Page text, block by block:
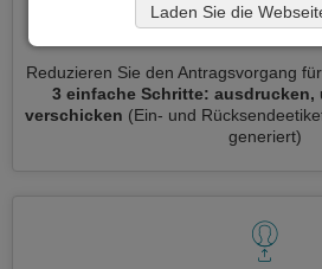
Reduzieren Sie den Antragsvorgang
3 einfache Schritte:
verschicken (Ein- und
generiert)
Laden Sie die